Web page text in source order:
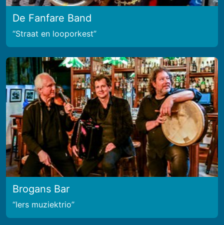
De Fanfare Band
Straat en looporkest
Brogans Bar
Iers muziektrio